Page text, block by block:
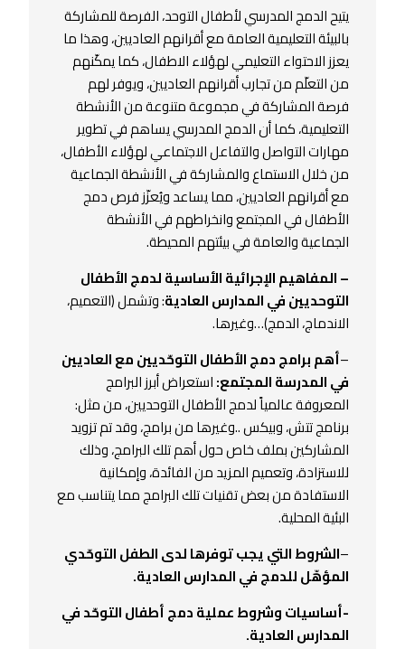
يتيح الدمج المدرسي لأطفال التوحد، الفرصة للمشاركة
بالبيئة التعليمية العامة مع أقرانهم العاديين، وهذا ما
يعزز الاحتواء التعليمي لهؤلاء الاطفال، كما يمكّنهم
من التعلّم من تجارب أقرانهم العاديين، ويوفر لهم
فرصة المشاركة في مجموعة متنوعة من الأنشطة
التعليمية، كما أن الدمج المدرسي يساهم في تطوير
مهارات التواصل والتفاعل الاجتماعي لهؤلاء الأطفال،
من خلال الاستماع والمشاركة في الأنشطة الجماعية
مع أقرانهم العاديين، مما يساعد ويُعزّز فرص دمج
الأطفال في المجتمع وانخراطهم في الأنشطة
الجماعية والعامة في بيئتهم المحيطة.
– المفاهيم الإجرائية الأساسية لدمج الأطفال
التوحديين في المدارس العادية: وتشمل (التعميم،
الاندماج، الدمج)…وغيرها.
–أهم برامج دمج الأطفال التوحّديين مع العاديين
في المدرسة المجتمع:استعراض أبرز البرامج
المعروفة عالمياً لدمج الأطفال التوحديين، من مثل:
برنامج تتش، وبيكس ..وغيرها من برامج، وقد تم تزويد
المشاركين بملف خاص حول أهم تلك البرامج، وذلك
للاستزادة، وتعميم المزيد من الفائدة، وإمكانية
الاستفادة من بعض تقنيات تلك البرامج مما يتناسب مع
البئية المحلية.
–الشروط التي يجب توفرها لدى الطفل التوحّدي
المؤهّل للدمج في المدارس العادية.
-أساسيات وشروط عملية دمج أطفال التوحّد في
المدارس العادية.